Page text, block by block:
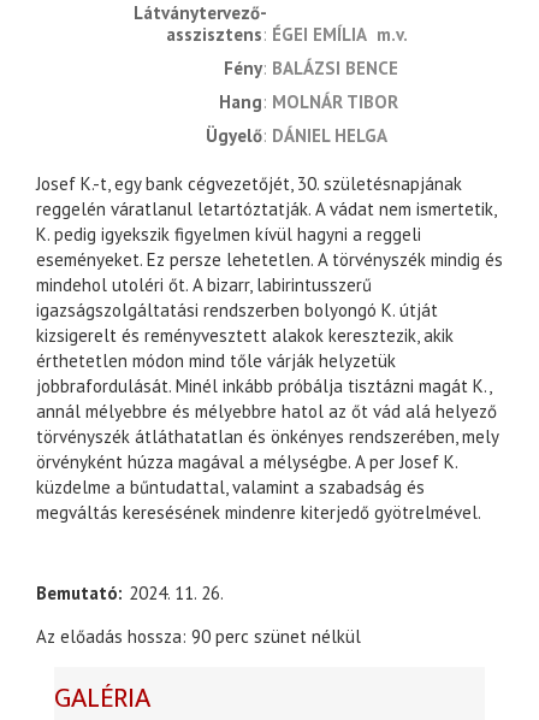
látványtervező-
asszisztens ÉGEI EMÍLIA m.v.
fény BALÁZSI BENCE
hang MOLNÁR TIBOR
ügyelő DÁNIEL HELGA
Josef K.-t, egy bank cégvezetőjét, 30. születésnapjának
reggelén váratlanul letartóztatják. A vádat nem ismertetik,
K. pedig igyekszik figyelmen kívül hagyni a reggeli
eseményeket. Ez persze lehetetlen. A törvényszék mindig és
mindehol utoléri őt. A bizarr, labirintusszerű
igazságszolgáltatási rendszerben bolyongó K. útját
kizsigerelt és reményvesztett alakok keresztezik, akik
érthetetlen módon mind tőle várják helyzetük
jobbrafordulását. Minél inkább próbálja tisztázni magát K.,
annál mélyebbre és mélyebbre hatol az őt vád alá helyező
törvényszék átláthatatlan és önkényes rendszerében, mely
örvényként húzza magával a mélységbe. A per Josef K.
küzdelme a bűntudattal, valamint a szabadság és
megváltás keresésének mindenre kiterjedő gyötrelmével.
Bemutató 2024. 11. 26.
Az előadás hossza: 90 perc szünet nélkül
GALÉRIA